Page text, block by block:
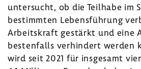
unter­sucht, ob die Teil­habe im
be­stimmten Lebens­füh­rung
Arbeits­kraft gestärkt und eine
besten­falls verhin­dert werden
wird seit 2021 für insge­samt